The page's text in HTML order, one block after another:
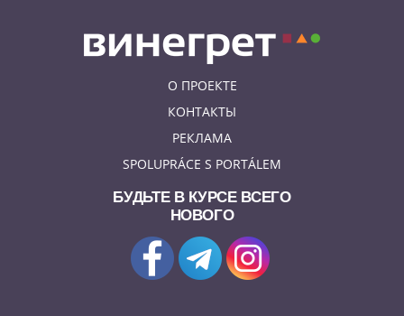
О ПРОЕКТЕ
КОНТАКТЫ
РЕКЛАМА
SPOLUPRÁCE S PORTÁLEM
БУДЬТЕ В КУРСЕ ВСЕГО
НОВОГО